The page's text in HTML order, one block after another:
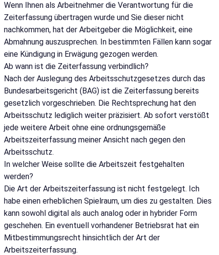
Wenn Ihnen als Arbeitnehmer die Verantwortung für die
Zeiterfassung übertragen wurde und Sie dieser nicht
nachkommen, hat der Arbeitgeber die Möglichkeit, eine
Abmahnung auszusprechen. In bestimmten Fällen kann sogar
eine Kündigung in Erwägung gezogen werden.
Ab wann ist die Zeiterfassung verbindlich?
Nach der Auslegung des Arbeitsschutzgesetzes durch das
Bundesarbeitsgericht (BAG) ist die Zeiterfassung bereits
gesetzlich vorgeschrieben. Die Rechtsprechung hat den
Arbeitsschutz lediglich weiter präzisiert. Ab sofort verstößt
jede weitere Arbeit ohne eine ordnungsgemäße
Arbeitszeiterfassung meiner Ansicht nach gegen den
Arbeitsschutz.
In welcher Weise sollte die Arbeitszeit festgehalten
werden?
Die Art der Arbeitszeiterfassung ist nicht festgelegt. Ich
habe einen erheblichen Spielraum, um dies zu gestalten. Dies
kann sowohl digital als auch analog oder in hybrider Form
geschehen. Ein eventuell vorhandener Betriebsrat hat ein
Mitbestimmungsrecht hinsichtlich der Art der
Arbeitszeiterfassung.